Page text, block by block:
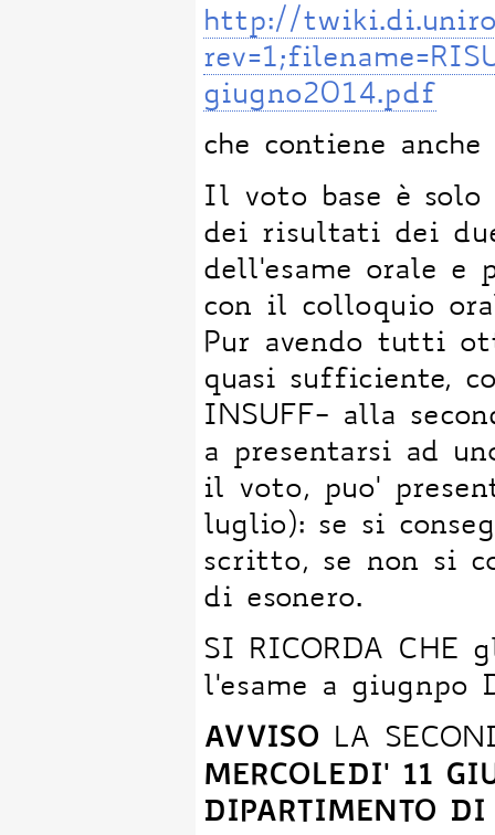
http://
giugno2014.pdf
che contiene anche
Il voto base è solo
dei risultati dei
dell'esame orale e
con il colloquio
Pur avendo tutti
quasi sufficiente,
INSUFF- alla
a presentarsi ad
il voto, puo'
luglio): se si
scritto, se non si
di esonero.
SI RICORDA CHE
l'esame a giugnpo
AVVISO LA
MERCOLEDI' 11
DIPARTIMENTO